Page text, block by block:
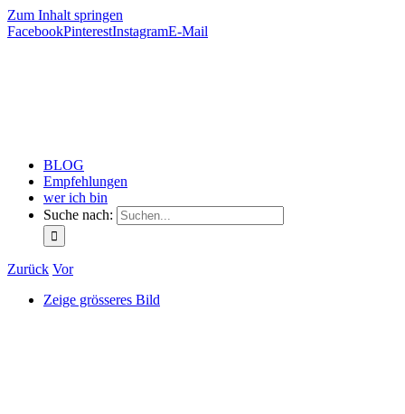
Zum Inhalt springen
FacebookPinterestInstagramE-Mail
BLOG
Empfehlungen
wer ich bin
Suche nach:
Zurück Vor
Zeige grösseres Bild